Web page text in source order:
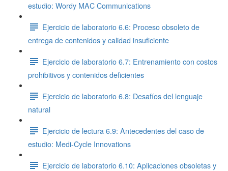
estudio: Wordy MAC Communications
Ejercicio de laboratorio 6.6: Proceso obsoleto de
entrega de contenidos y calidad insuficiente
Ejercicio de laboratorio 6.7: Entrenamiento con costos
prohibitivos y contenidos deficientes
Ejercicio de laboratorio 6.8: Desafíos del lenguaje
natural
Ejercicio de lectura 6.9: Antecedentes del caso de
estudio: Medi-Cycle Innovations
Ejercicio de laboratorio 6.10: Aplicaciones obsoletas y